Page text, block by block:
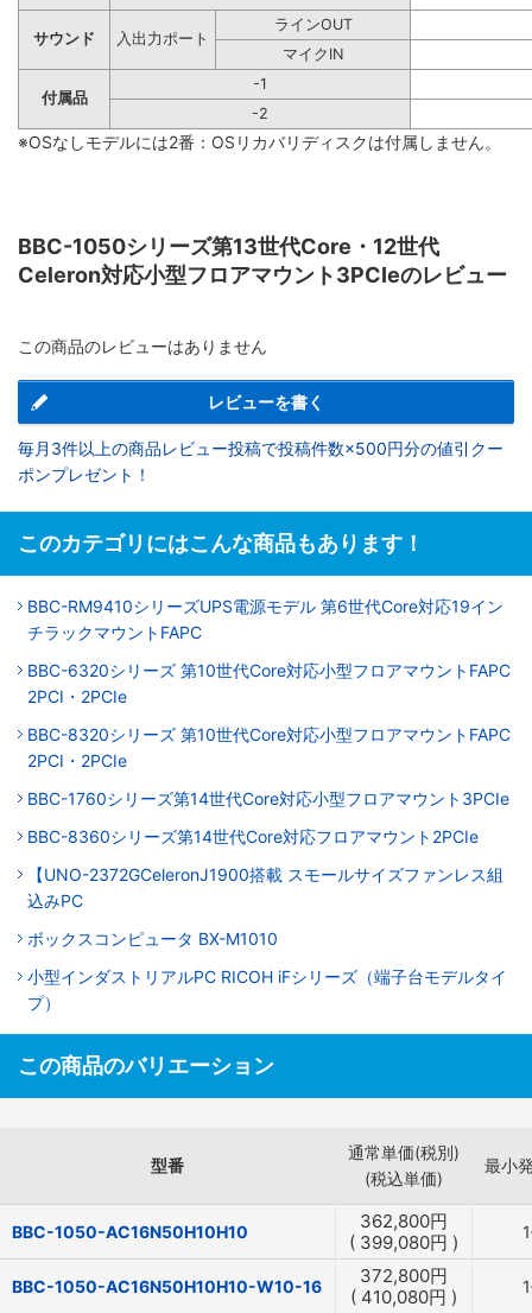
サウンド 入出力ポート
ラインOUT
マイクIN
付属品
-1
-2
※OSなしモデルには2番：OSリカバリディスクは付属しません。
BBC-1050シリーズ第13世代Core・12世代
Celeron対応小型フロアマウント3PCIeのレビュー
この商品のレビューはありません
レビューを書く
毎月3件以上の商品レビュー投稿で投稿件数×500円分の値引クー
ポンプレゼント！
このカテゴリにはこんな商品もあります！
BBC-RM9410シリーズUPS電源モデル 第6世代Core対応19イン
チラックマウントFAPC
BBC-6320シリーズ 第10世代Core対応小型フロアマウントFAPC
2PCI・2PCIe
BBC-8320シリーズ 第10世代Core対応小型フロアマウントFAPC
2PCI・2PCIe
BBC-1760シリーズ第14世代Core対応小型フロアマウント3PCIe
BBC-8360シリーズ第14世代Core対応フロアマウント2PCIe
【UNO-2372GCeleronJ1900搭載 スモールサイズファンレス組
込みPC
ボックスコンピュータ BX-M1010
小型インダストリアルPC RICOH iFシリーズ（端子台モデルタイ
プ）
この商品のバリエーション
型番
通常単価(税別)
(税込単価)
最小
BBC-1050-AC16N50H10H10 362,800円
( 399,080円 )
BBC-1050-AC16N50H10H10-W10-16 372,800円
( 410,080円 )